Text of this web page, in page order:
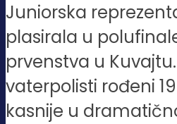
Juniorska
plasirala u
prvenstva u
vaterpolisti rođeni
kasnije u